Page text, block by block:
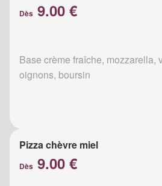
Dès 9.00 €
Base crème fraîche, mozzarella,
oignons, boursin
Pizza chèvre miel
Dès 9.00 €